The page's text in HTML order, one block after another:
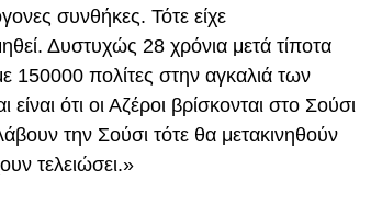
συνθήκες. Τότε είχε
Δυστυχώς 28 χρόνια μετά τίποτα
150000 πολίτες στην αγκαλιά των
ότι οι Αζέροι βρίσκονται στο Σούσι
την Σούσι τότε θα μετακινηθούν
τελειώσει.»